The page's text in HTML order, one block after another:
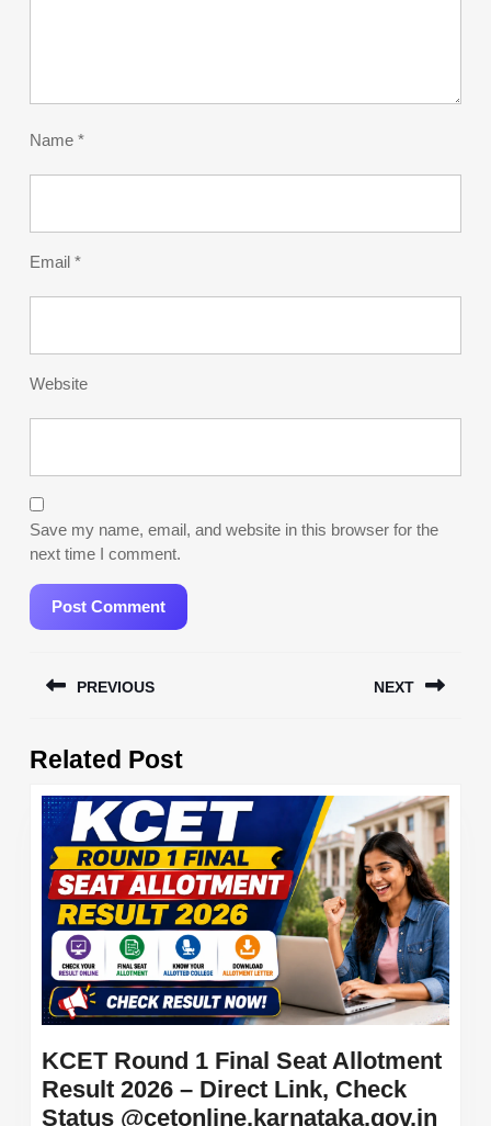
Name *
Email *
Website
Save my name, email, and website in this browser for the
next time I comment.
navigation
PREVIOUS
post:
NEXT
Related Post
KCET Round 1 Final Seat Allotment
Result 2026 – Direct Link, Check
Status @cetonline.karnataka.gov.in